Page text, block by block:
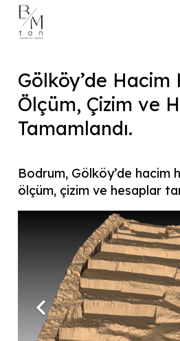
Gölköy’de Hacim
Ölçüm, Çizim ve
Tamamlandı.
Bodrum, Gölköy’de hacim
ölçüm, çizim ve hesaplar